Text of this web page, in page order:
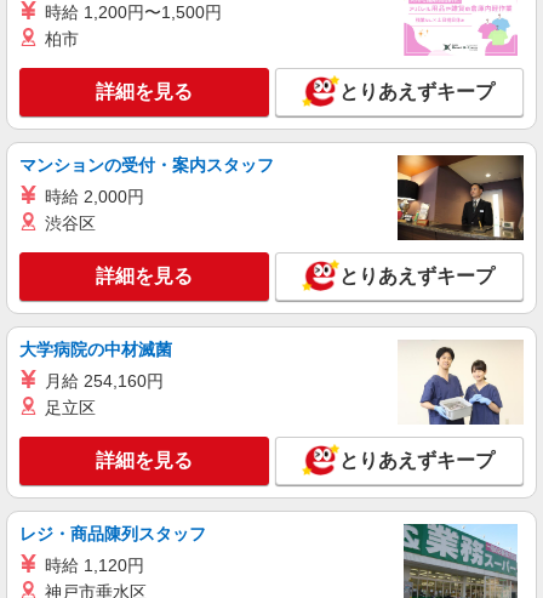
+゜・。○。・゜+゜・。○。・゜+゜ 入社祝い金10
有）★ ゜・。○。・゜+゜・。○。・゜+゜
鹿児島県鹿屋市の楽天モバイルショップ
詳細を見る
派遣社員
株式会社シエロ
人気機種に詳しくなれる携帯販売【docomo】
時給1400円〜1600円（経験・能力による） ※
残業代支給 ★交通費別途支給（規定あり） ゜
+゜・。○。・゜+゜・。○。・゜+゜ 入社祝い金10
万円支給(規定有) お友達を紹介頂くと, インセンテ
ィブ支給(規定有) ★月2回払い・週払い可能（規程
鹿児島県鹿屋市の家電量販店
キープ 詳細を見る
紹介予定派遣
株式会社シエロ
【softbank】
月給231500円〜256500円（経験・能力によ
る） ※上記金額に時間外手当/インセンティブが加
算 ・賞与あり・時間外手当あり（平均残業時間：
10h/月）・地域手当/職能手当あり・Workstyle支
援金（4000円/月）あり・実績によりインセンティ
ブあり ★交通費別途支給（規定あり） ゜+゜・。
鹿児島県鹿屋市の家電量販店
キープ 詳細を見る
時給 1,200円〜1,500円
柏市
詳細を見る とりあえずキープ
マンションの受付・案内スタッフ
時給 2,000円
渋谷区
詳細を見る とりあえずキープ
大学病院の中材滅菌
月給 254,160円
足立区
詳細を見る とりあえずキープ
レジ・商品陳列スタッフ
時給 1,120円
神戸市垂水区